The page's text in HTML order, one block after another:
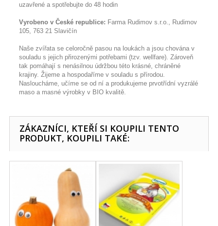
uzavřené a spotřebujte do 48 hodin
Vyrobeno v České republice: Farma Rudimov s.r.o., Rudimov
105, 763 21 Slavičín
Naše zvířata se celoročně pasou na loukách a jsou chována v
souladu s jejich přirozenými potřebami (tzv. wellfare). Zároveň
tak pomáhají s nenásilnou údržbou této krásné, chráněné
krajiny. Žijeme a hospodaříme v souladu s přírodou.
Nasloucháme, učíme se od ní a produkujeme prvotřídní vyzrálé
maso a masné výrobky v BIO kvalitě.
ZÁKAZNÍCI, KTEŘÍ SI KOUPILI TENTO
PRODUKT, KOUPILI TAKÉ: